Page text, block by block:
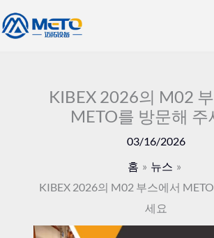
텐
KIBEX 2026의 M02
METO를 방문해 주
03/16/2026
홈
뉴스
KIBEX 2026의 M02 부스에서
세요